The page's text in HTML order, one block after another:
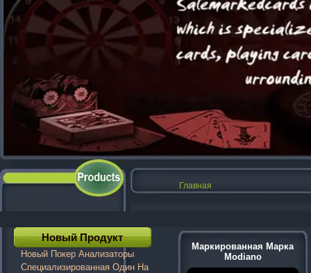
Главная
Новый Продукт
Новый Покер Анализаторы
Специализированная Один На
Маркированная Марка
Modiano